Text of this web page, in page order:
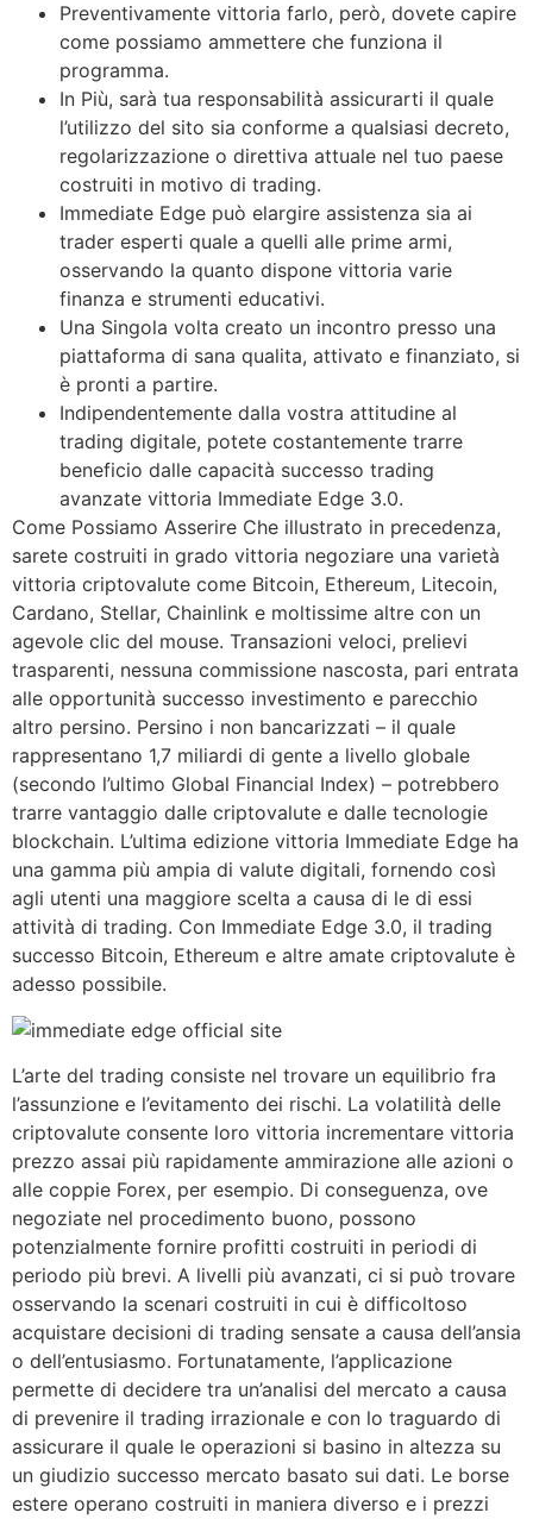
Preventivamente vittoria farlo, però, dovete capire
come possiamo ammettere che funziona il
programma.
In Più, sarà tua responsabilità assicurarti il quale
l’utilizzo del sito sia conforme a qualsiasi decreto,
regolarizzazione o direttiva attuale nel tuo paese
costruiti in motivo di trading.
Immediate Edge può elargire assistenza sia ai
trader esperti quale a quelli alle prime armi,
osservando la quanto dispone vittoria varie
finanza e strumenti educativi.
Una Singola volta creato un incontro presso una
piattaforma di sana qualita, attivato e finanziato, si
è pronti a partire.
Indipendentemente dalla vostra attitudine al
trading digitale, potete costantemente trarre
beneficio dalle capacità successo trading
avanzate vittoria Immediate Edge 3.0.
Come Possiamo Asserire Che illustrato in precedenza,
sarete costruiti in grado vittoria negoziare una varietà
vittoria criptovalute come Bitcoin, Ethereum, Litecoin,
Cardano, Stellar, Chainlink e moltissime altre con un
agevole clic del mouse. Transazioni veloci, prelievi
trasparenti, nessuna commissione nascosta, pari entrata
alle opportunità successo investimento e parecchio
altro persino. Persino i non bancarizzati – il quale
rappresentano 1,7 miliardi di gente a livello globale
(secondo l’ultimo Global Financial Index) – potrebbero
trarre vantaggio dalle criptovalute e dalle tecnologie
blockchain. L’ultima edizione vittoria Immediate Edge ha
una gamma più ampia di valute digitali, fornendo così
agli utenti una maggiore scelta a causa di le di essi
attività di trading. Con Immediate Edge 3.0, il trading
successo Bitcoin, Ethereum e altre amate criptovalute è
adesso possibile.
L’arte del trading consiste nel trovare un equilibrio fra
l’assunzione e l’evitamento dei rischi. La volatilità delle
criptovalute consente loro vittoria incrementare vittoria
prezzo assai più rapidamente ammirazione alle azioni o
alle coppie Forex, per esempio. Di conseguenza, ove
negoziate nel procedimento buono, possono
potenzialmente fornire profitti costruiti in periodi di
periodo più brevi. A livelli più avanzati, ci si può trovare
osservando la scenari costruiti in cui è difficoltoso
acquistare decisioni di trading sensate a causa dell’ansia
o dell’entusiasmo. Fortunatamente, l’applicazione
permette di decidere tra un’analisi del mercato a causa
di prevenire il trading irrazionale e con lo traguardo di
assicurare il quale le operazioni si basino in altezza su
un giudizio successo mercato basato sui dati. Le borse
estere operano costruiti in maniera diverso e i prezzi